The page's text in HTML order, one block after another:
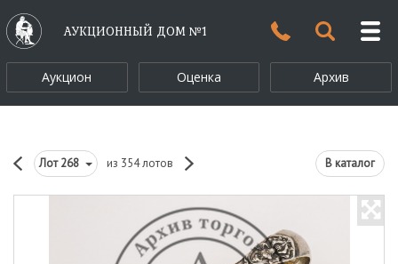
АУКЦИОННЫЙ ДОМ №1
Аукцион Оценка Архив
Лот268 из 354 лотов В каталог